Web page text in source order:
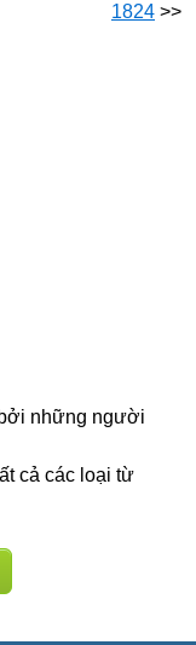
1824 >>
những người
cả các loại từ